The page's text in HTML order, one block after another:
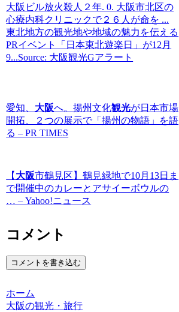
大阪ビル放火殺人２年. 0. 大阪市北区の
心療内科クリニックで２６人が命を ...
東北地方の観光地や地域の魅力を伝える
PRイベント「日本東北遊楽日」が12月
9...Source: 大阪観光Gアラート
愛知、 大阪へ。揚州文化観光が日本市場
開拓、２つの展示で「揚州の物語」を語
る – PR TIMES
【 大阪市鶴見区】鶴見緑地で10月13日ま
で開催中のカレーとアサイーボウルの
… – Yahoo!ニュース
コメント
コメントを書き込む
ホーム
大阪の観光・旅行